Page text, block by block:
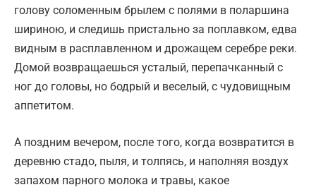
голову соломенным брылем с полями в поларшина
шириною, и следишь пристально за поплавком, едва
видным в расплавленном и дрожащем серебре реки.
Домой возвращаешься усталый, перепачканный с
ног до головы, но бодрый и веселый, с чудовищным
аппетитом.
А поздним вечером, после того, когда возвратится в
деревню стадо, пыля, и толпясь, и наполняя воздух
запахом парного молока и травы, какое